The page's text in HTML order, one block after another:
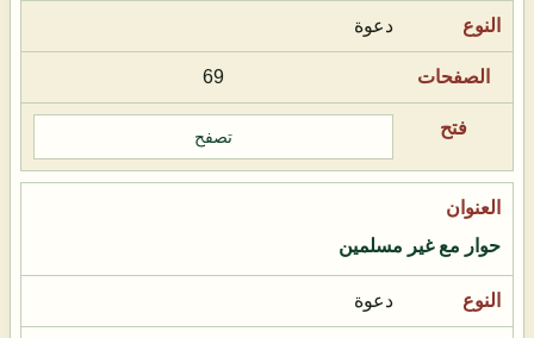
دعوة
69
تصفح
حوار مع غير مسلمين
دعوة